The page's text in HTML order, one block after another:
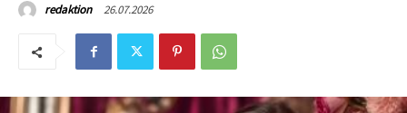
redaktion 26.07.2026